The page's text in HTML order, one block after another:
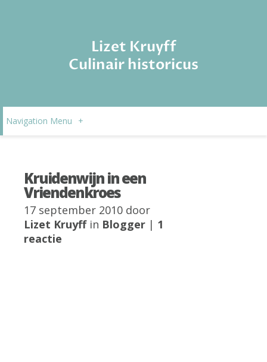
Lizet Kruyff
Culinair historicus
Navigation Menu +
Kruidenwijn in een
Vriendenkroes
17 september 2010 door
Lizet Kruyffin Blogger | 1
reactie